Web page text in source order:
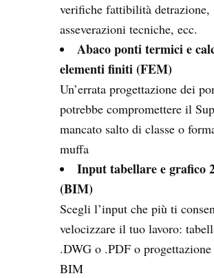
verifiche fattibilità detrazione,
asseverazioni tecniche, ecc.
Abaco ponti termici e
elementi finiti (FEM)
Un’errata progettazione dei
potrebbe compromettere il
mancato salto di classe o
muffa
Input tabellare e grafico
(BIM)
Scegli l’input che più ti
velocizzare il tuo lavoro:
.DWG o .PDF o
BIM